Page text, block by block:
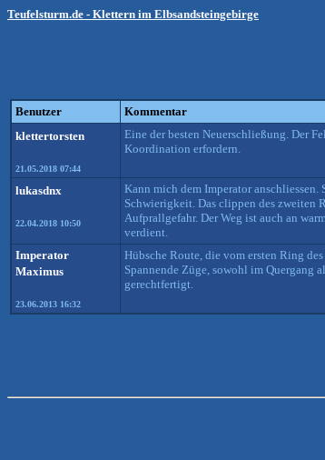
Teufelsturm.de - Klettern im Elbsandsteingebirge
Benutzer Kommentar
klettertorsten
21.05.2018 07:44
Eine der besten Neuerschließung. Der
Koordination erfordern.
lukasdnx
22.04.2018 10:50
Kann mich dem Imperator
Schwierigkeit. Das clippen des zweiten
Aufprallgefahr. Der Weg ist auch an
verdient.
Imperator
Maximus
23.06.2013 16:32
Hübsche Route, die vom ersten Ring
Spannende Züge, sowohl im Quergang
gerechtfertigt.